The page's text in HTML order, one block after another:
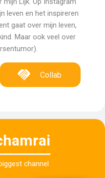
leven en het inspireren
gaat over mijn leven,
Maar ook veel over
Collab
channel